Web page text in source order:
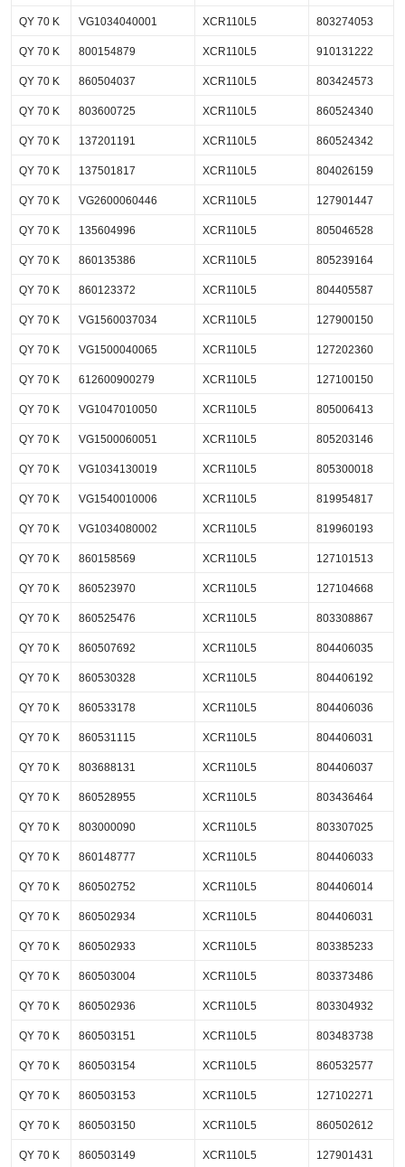
QY 70 K VG1034040001 XCR110L5 803274053
QY 70 K 800154879 XCR110L5 910131222
QY 70 K 860504037 XCR110L5 803424573
QY 70 K 803600725 XCR110L5 860524340
QY 70 K 137201191 XCR110L5 860524342
QY 70 K 137501817 XCR110L5 804026159
QY 70 K VG2600060446 XCR110L5 127901447
QY 70 K 135604996 XCR110L5 805046528
QY 70 K 860135386 XCR110L5 805239164
QY 70 K 860123372 XCR110L5 804405587
QY 70 K VG1560037034 XCR110L5 127900150
QY 70 K VG1500040065 XCR110L5 127202360
QY 70 K 612600900279 XCR110L5 127100150
QY 70 K VG1047010050 XCR110L5 805006413
QY 70 K VG1500060051 XCR110L5 805203146
QY 70 K VG1034130019 XCR110L5 805300018
QY 70 K VG1540010006 XCR110L5 819954817
QY 70 K VG1034080002 XCR110L5 819960193
QY 70 K 860158569 XCR110L5 127101513
QY 70 K 860523970 XCR110L5 127104668
QY 70 K 860525476 XCR110L5 803308867
QY 70 K 860507692 XCR110L5 804406035
QY 70 K 860530328 XCR110L5 804406192
QY 70 K 860533178 XCR110L5 804406036
QY 70 K 860531115 XCR110L5 804406031
QY 70 K 803688131 XCR110L5 804406037
QY 70 K 860528955 XCR110L5 803436464
QY 70 K 803000090 XCR110L5 803307025
QY 70 K 860148777 XCR110L5 804406033
QY 70 K 860502752 XCR110L5 804406014
QY 70 K 860502934 XCR110L5 804406031
QY 70 K 860502933 XCR110L5 803385233
QY 70 K 860503004 XCR110L5 803373486
QY 70 K 860502936 XCR110L5 803304932
QY 70 K 860503151 XCR110L5 803483738
QY 70 K 860503154 XCR110L5 860532577
QY 70 K 860503153 XCR110L5 127102271
QY 70 K 860503150 XCR110L5 860502612
QY 70 K 860503149 XCR110L5 127901431